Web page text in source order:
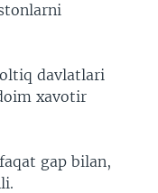
davlatlari
xavotir
gap bilan,